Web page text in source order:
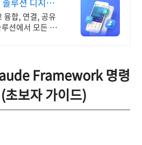
루션 디지털
융합, 연결, 공유
션에서 모든 업
Framework 명령
초보자 가이드)